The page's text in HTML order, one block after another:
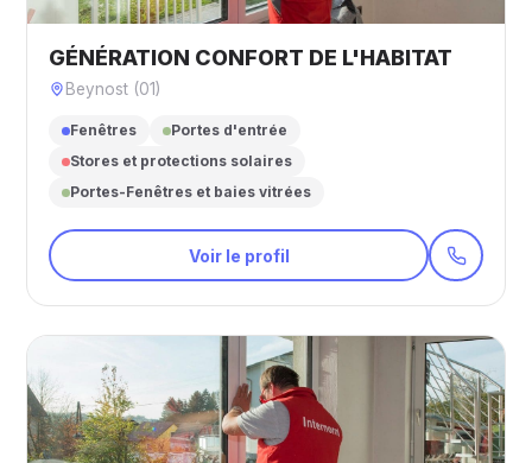
GÉNÉRATION CONFORT DE L'HABITAT
Beynost (01)
Fenêtres
Portes d'entrée
Stores et protections solaires
Portes-Fenêtres et baies vitrées
Voir le profil